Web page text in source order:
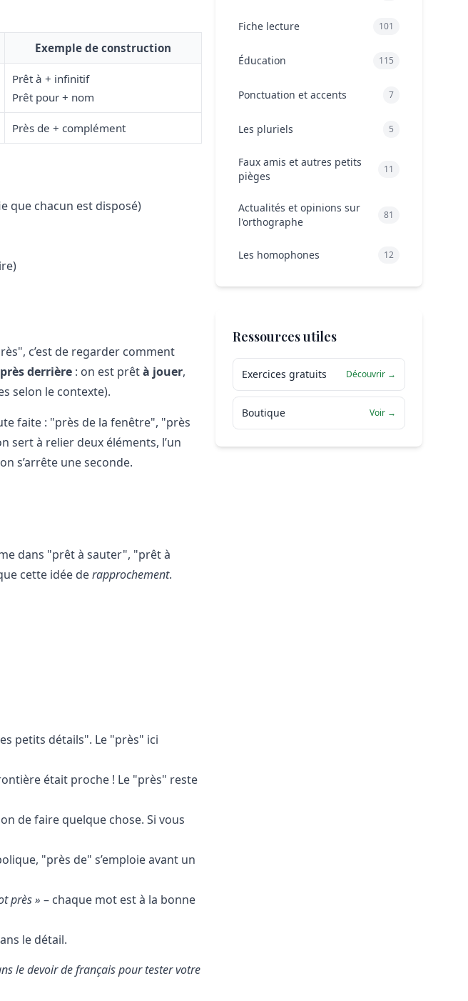
Exemple de construction
Prêt à + infinitif
Prêt pour + nom
Près de + complément
que chacun est disposé)
c’est de regarder comment
derrière : on est prêtà jouer,
selon le contexte).
faite : "près de la fenêtre", "près
sert à relier deux éléments, l’un
s’arrête une seconde.
dans "prêt à sauter", "prêt à
cette idée derapprochement.
petits détails". Le "près" ici
était proche ! Le "près" reste
de faire quelque chose. Si vous
"près de" s’emploie avant un
près » – chaque mot est à la bonne
le détail.
le devoir de français pour tester votre
Fiche lecture 101
Éducation 115
Ponctuation et accents 7
Les pluriels 5
Faux amis et autres petits
pièges
11
Actualités et opinions sur
l'orthographe
81
Les homophones 12
Ressources utiles
Exercices gratuits Découvrir →
Boutique Voir →